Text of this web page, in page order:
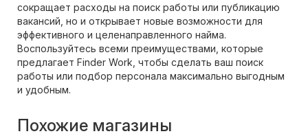
сокращает расходы на поиск работы или публикацию
вакансий, но и открывает новые возможности для
эффективного и целенаправленного найма.
Воспользуйтесь всеми преимуществами, которые
предлагает Finder Work, чтобы сделать ваш поиск
работы или подбор персонала максимально выгодным
и удобным.
Похожие магазины